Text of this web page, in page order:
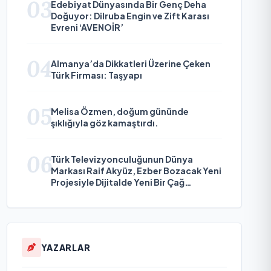
03Edebiyat Dünyasında Bir Genç Deha
Doğuyor: Dilruba Engin ve Zift Karası
Evreni ‘AVENOİR’
04Almanya’da Dikkatleri Üzerine Çeken
Türk Firması: Taşyapı
05Melisa Özmen, doğum gününde
şıklığıyla göz kamaştırdı.
06Türk Televizyonculuğunun Dünya
Markası Raif Akyüz, Ezber Bozacak Yeni
Projesiyle Dijitalde Yeni Bir Çağ
YAZARLAR